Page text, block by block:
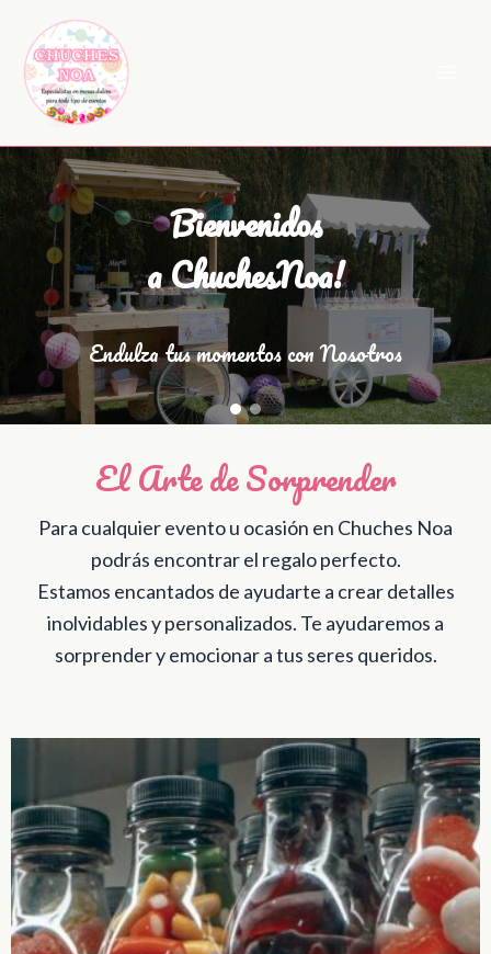
contenido
Bienvenidos
a ChuchesNoa!
Endulza tus momentos con Nosotros
El Arte de Sorprender
Para cualquier evento u ocasión en Chuches Noa
podrás encontrar el regalo perfecto.
Estamos encantados de ayudarte a crear detalles
inolvidables y personalizados. Te ayudaremos a
sorprender y emocionar a tus seres queridos.